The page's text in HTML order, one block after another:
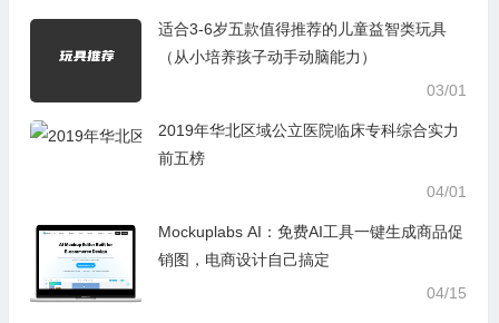
适合3-6岁五款值得推荐的儿童益智类玩具
（从小培养孩子动手动脑能力）
03/01
2019年华北区域公立医院临床专科综合实力
前五榜
04/01
Mockuplabs AI：免费AI工具一键生成商品促
销图，电商设计自己搞定
04/15